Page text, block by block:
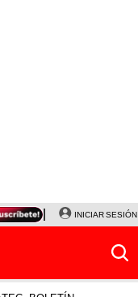
SALDAÑA LA BELLA LUZ
INICIAR SESIÓN